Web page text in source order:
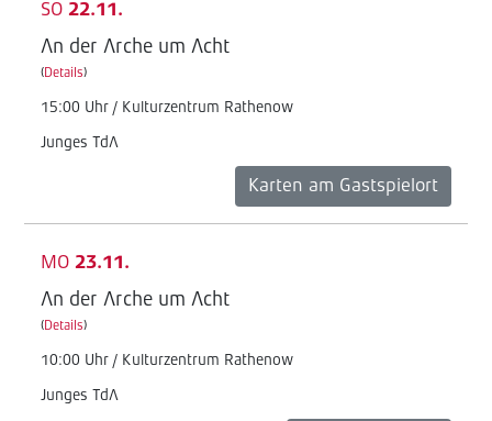
SO 22.11.
An der Arche um Acht
(Details)
15:00 Uhr / Kulturzentrum Rathenow
Junges TdA
Karten am Gastspielort
MO 23.11.
An der Arche um Acht
(Details)
10:00 Uhr / Kulturzentrum Rathenow
Junges TdA